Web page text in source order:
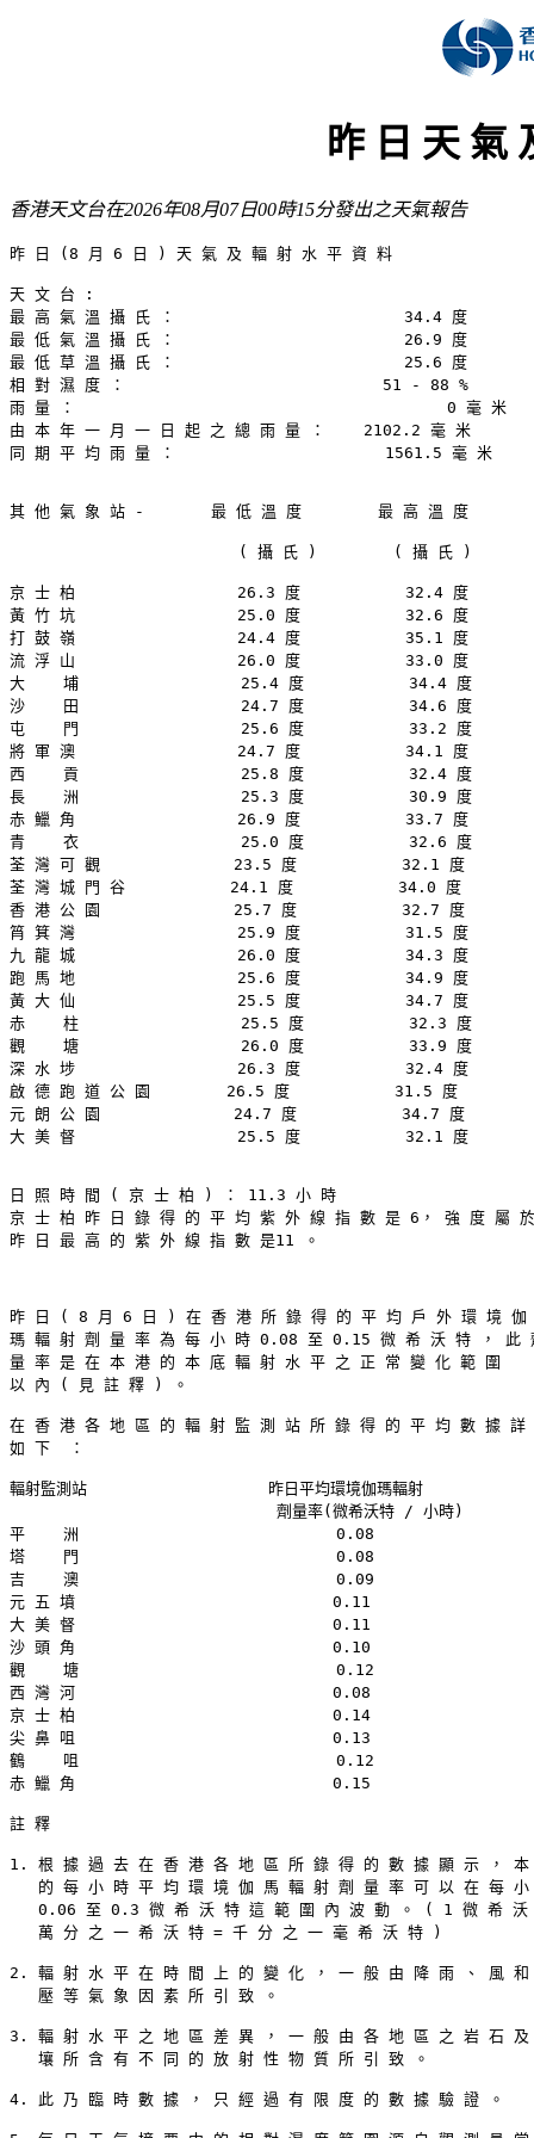
昨 日 天 氣
香港天文台在2026年08月07日00時15分發出之天氣報告
昨 日 (8 月 6 日 ) 天 氣 及 輻 射 水 平 資 料
天 文 台 :
最 高 氣 溫 攝 氏 ：                        34.4 度
最 低 氣 溫 攝 氏 ：                        26.9 度
最 低 草 溫 攝 氏 ：                        25.6 度
相 對 濕 度 ：                           51 - 88 %
雨 量 ：                                       0 毫 米
由 本 年 一 月 一 日 起 之 總 雨 量 ：    2102.2 毫 米
同 期 平 均 雨 量 ：                      1561.5 毫 米
其 他 氣 象 站 -       最 低 溫 度        最 高 溫 度
                        ( 攝 氏 )        ( 攝 氏 )
京 士 柏                 26.3 度           32.4 度
黃 竹 坑                 25.0 度           32.6 度
打 鼓 嶺                 24.4 度           35.1 度
流 浮 山                 26.0 度           33.0 度
大    埔                 25.4 度           34.4 度
沙    田                 24.7 度           34.6 度
屯    門                 25.6 度           33.2 度
將 軍 澳                 24.7 度           34.1 度
西    貢                 25.8 度           32.4 度
長    洲                 25.3 度           30.9 度
赤 鱲 角                 26.9 度           33.7 度
青    衣                 25.0 度           32.6 度
荃 灣 可 觀              23.5 度           32.1 度
荃 灣 城 門 谷           24.1 度           34.0 度
香 港 公 園              25.7 度           32.7 度
筲 箕 灣                 25.9 度           31.5 度
九 龍 城                 26.0 度           34.3 度
跑 馬 地                 25.6 度           34.9 度
黃 大 仙                 25.5 度           34.7 度
赤    柱                 25.5 度           32.3 度
觀    塘                 26.0 度           33.9 度
深 水 埗                 26.3 度           32.4 度
啟 德 跑 道 公 園        26.5 度           31.5 度
元 朗 公 園              24.7 度           34.7 度
大 美 督                 25.5 度           32.1 度
日 照 時 間 ( 京 士 柏 ) ： 11.3 小 時
京 士 柏 昨 日 錄 得 的 平 均 紫 外 線 指 數 是 6， 強 度 屬
昨 日 最 高 的 紫 外 線 指 數 是11 。
昨 日 ( 8 月 6 日 ) 在 香 港 所 錄 得 的 平 均 戶 外 環 境 伽
瑪 輻 射 劑 量 率 為 每 小 時 0.08 至 0.15 微 希 沃 特 ， 此
量 率 是 在 本 港 的 本 底 輻 射 水 平 之 正 常 變 化 範 圍
以 內 ( 見 註 釋 ) 。
在 香 港 各 地 區 的 輻 射 監 測 站 所 錄 得 的 平 均 數 據 詳
如 下  ：
輻射監測站                   昨日平均環境伽瑪輻射
                            劑量率(微希沃特 / 小時)
平    洲                           0.08
塔    門                           0.08
吉    澳                           0.09
元 五 墳                           0.11
大 美 督                           0.11
沙 頭 角                           0.10
觀    塘                           0.12
西 灣 河                           0.08
京 士 柏                           0.14
尖 鼻 咀                           0.13
鶴    咀                           0.12
赤 鱲 角                           0.15
註 釋
1. 根 據 過 去 在 香 港 各 地 區 所 錄 得 的 數 據 顯 示 ， 本
的 每 小 時 平 均 環 境 伽 馬 輻 射 劑 量 率 可 以 在 每 小
0.06 至 0.3 微 希 沃 特 這 範 圍 內 波 動 。 ( 1 微 希 沃
   萬 分 之 一 希 沃 特 = 千 分 之 一 毫 希 沃 特 )
2. 輻 射 水 平 在 時 間 上 的 變 化 ， 一 般 由 降 雨 、 風 和
   壓 等 氣 象 因 素 所 引 致 。
3. 輻 射 水 平 之 地 區 差 異 ， 一 般 由 各 地 區 之 岩 石 及
   壤 所 含 有 不 同 的 放 射 性 物 質 所 引 致 。
4. 此 乃 臨 時 數 據 ， 只 經 過 有 限 度 的 數 據 驗 證 。